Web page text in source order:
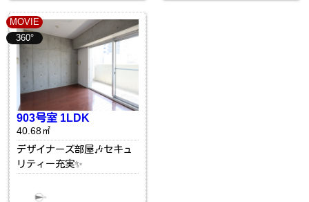
MOVIE
360°
903号室 1LDK
40.68㎡
デザイナーズ部屋🎶セキュ
リティー充実✨